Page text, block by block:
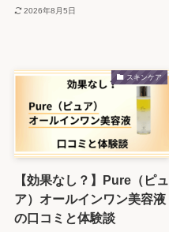
2026年8月5日
スキンケア
【効果なし？】Pure（ピュ
ア）オールインワン美容液
の口コミと体験談